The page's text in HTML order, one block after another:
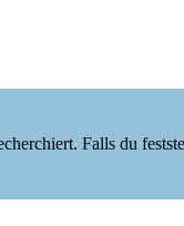
Falls du